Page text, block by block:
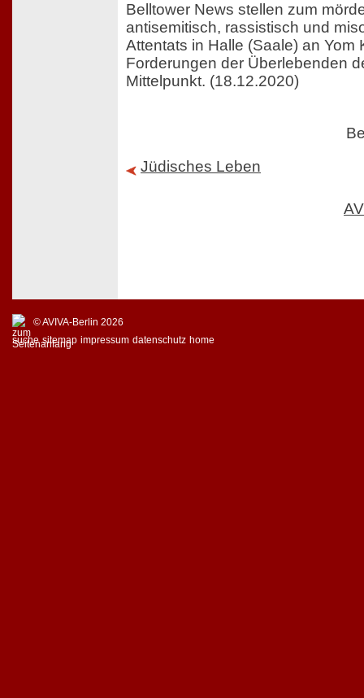
Belltower News stellen zum
antisemitisch, rassistisch und
Attentats in Halle (Saale) an Yom
Forderungen der Überlebenden
Mittelpunkt. (18.12.2020)
Jüdisches Leben
© AVIVA-Berlin 2026
suche sitemap impressum datenschutz home